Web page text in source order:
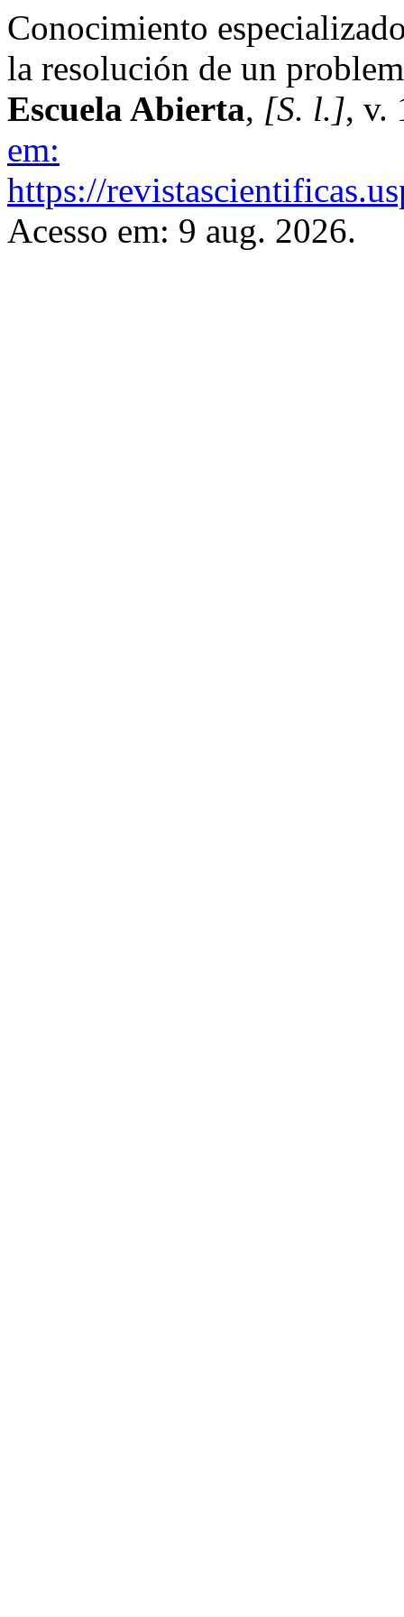
Conocimiento
la resolución de un
Escuela Abierta, [S. l.], v.
em:
https://
Acesso em: 9 aug. 2026.